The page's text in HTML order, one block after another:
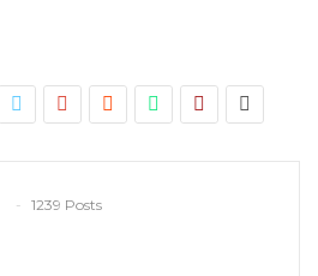
1239 Posts